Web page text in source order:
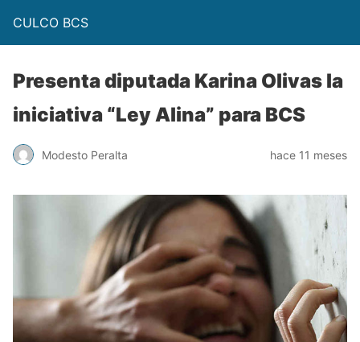
CULCO BCS
Presenta diputada Karina Olivas la
iniciativa “Ley Alina” para BCS
Modesto Peralta hace 11 meses